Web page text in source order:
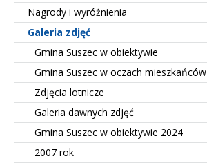
Nagrody i wyróżnienia
Galeria zdjęć
Gmina Suszec w obiektywie
Gmina Suszec w oczach mieszkańców
Zdjęcia lotnicze
Galeria dawnych zdjęć
Gmina Suszec w obiektywie 2024
2007 rok